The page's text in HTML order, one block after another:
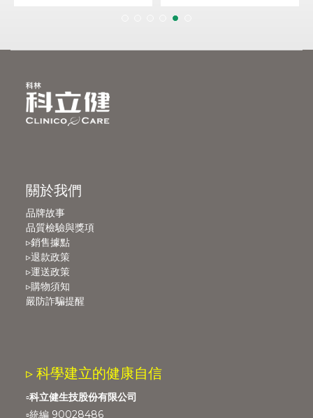
關於我們
品牌故事
品質檢驗與獎項
▹銷售據點
▹退款政策
▹運送政策
▹購物須知
嚴防詐騙提醒
▹ 科學建立的健康自信
▫️科立健生技股份有限公司
▫️統編 90028486